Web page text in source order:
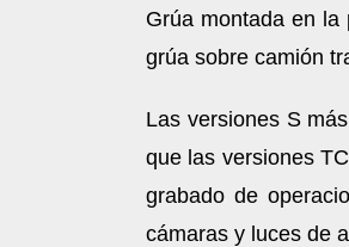
Grúa montada en la
grúa sobre camión
Las versiones S
que las versiones
grabado de
cámaras y luces de